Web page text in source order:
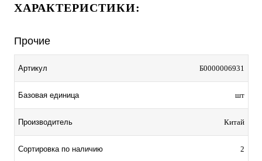
ХАРАКТЕРИСТИКИ:
Прочие
Артикул Б0000006931
Базовая единица шт
Производитель Китай
Сортировка по наличию 2